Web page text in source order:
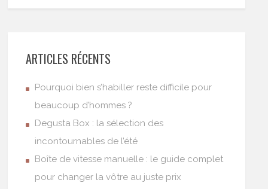
ARTICLES RÉCENTS
Pourquoi bien s’habiller reste difficile pour
beaucoup d’hommes ?
Degusta Box : la sélection des
incontournables de l’été
Boîte de vitesse manuelle : le guide complet
pour changer la vôtre au juste prix